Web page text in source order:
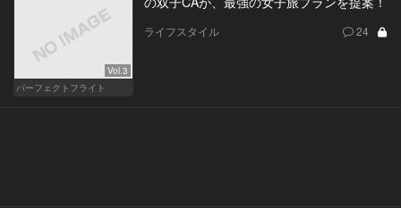
Vol.3
パーフェクトフライト
ライフスタイル 24